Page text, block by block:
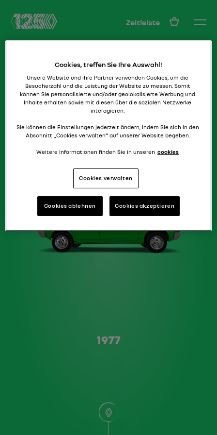
Zeitleiste DE
Type A
„Die“ Birne
R14
1977
Cookies, treffen Sie Ihre Auswahl!
Unsere Website und ihre Partner verwenden Cookies, um die
Besucherzahl und die Leistung der Website zu messen. Somit
können Sie personalisierte und/oder geolokalisierte Werbung und
Inhalte erhalten sowie mit diesen über die sozialen Netzwerke
interagieren.
Sie können die Einstellungen jederzeit ändern, indem Sie sich in den
Abschnitt „Cookies verwalten“ auf unserer Website begeben.
Weitere Informationen finden Sie in unseren cookies
Cookies verwalten
Cookies ablehnen Cookies akzeptieren